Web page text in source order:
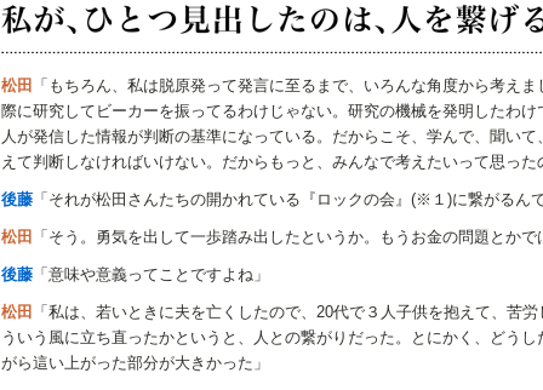
松田
「もちろん、私は脱原発って発言に至るまで、いろんな角度から考え
際に研究してビーカーを振ってるわけじゃない。研究の機械を発明したわ
人が発信した情報が判断の基準になっている。だからこそ、学んで、聞い
えて判断しなければいけない。だからもっと、みんなで考えたいって思った
後藤 「それが松田さんたちの開かれている『ロックの会』(※１)に繋がるん
松田 「そう。勇気を出して一歩踏み出したというか。もうお金の問題とか
後藤 「意味や意義ってことですよね」
松田
「私は、若いときに夫を亡くしたので、20代で３人子供を抱えて、苦
ういう風に立ち直ったかというと、人との繋がりだった。とにかく、どう
がら這い上がった部分が大きかった」